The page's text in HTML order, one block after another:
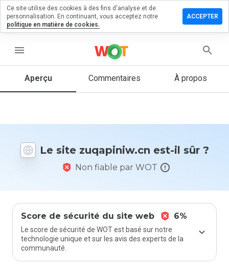
menu
Aperçu Commentaires À propos
Le site zuqapiniw.cn est-il sûr ?
Non fiable par WOT
Score de sécurité du site web 6%
Le score de sécurité de WOT est basé sur notre
technologie unique et sur les avis des experts de la
communauté.
un
1 et 5
vous à ce
site ?
Ce site utilise des cookies à des fins d'analyse et de
personnalisation. En continuant, vous acceptez notre
politique en matière de cookies.
ACCEPTER